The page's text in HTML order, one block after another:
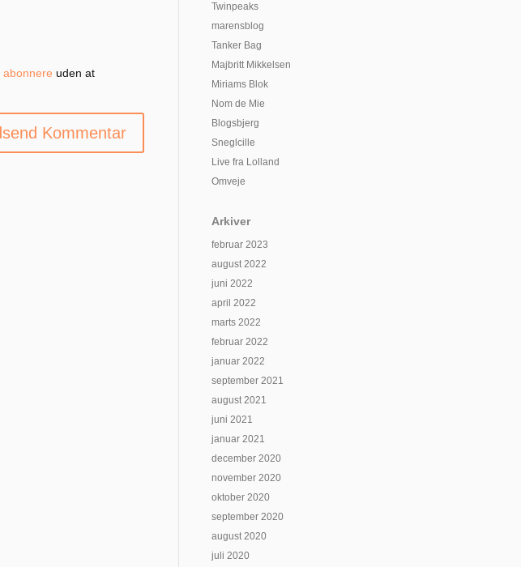
abonnere uden at
Twinpeaks
marensblog
Tanker Bag
Majbritt Mikkelsen
Miriams Blok
Nom de Mie
Blogsbjerg
Sneglcille
Live fra Lolland
Omveje
Arkiver
februar 2023
august 2022
juni 2022
april 2022
marts 2022
februar 2022
januar 2022
september 2021
august 2021
juni 2021
januar 2021
december 2020
november 2020
oktober 2020
september 2020
august 2020
juli 2020